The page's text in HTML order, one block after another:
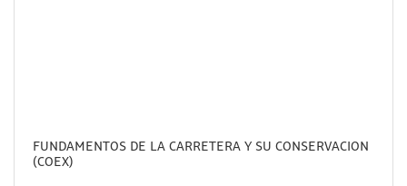
FUNDAMENTOS DE LA CARRETERA Y SU CONSERVACION
(COEX)